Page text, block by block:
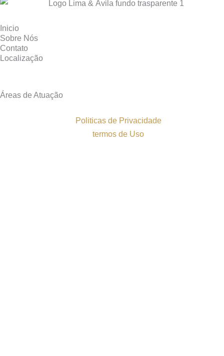
Inicio
Sobre Nós
Contato
Localização
Áreas de Atuação
Politicas de Privacidade
termos de Uso